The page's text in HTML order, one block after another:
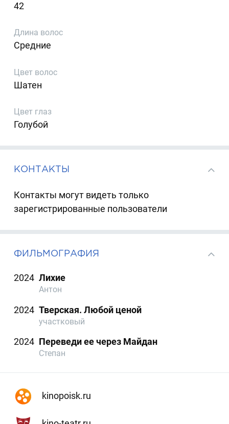
42
Длина волос
Средние
Цвет волос
Шатен
Цвет глаз
Голубой
КОНТАКТЫ
Контакты могут видеть только
зарегистрированные пользователи
ФИЛЬМОГРАФИЯ
2024 Лихие
Антон
2024 Тверская. Любой ценой
участковый
2024 Переведи ее через Майдан
Степан
kinopoisk.ru